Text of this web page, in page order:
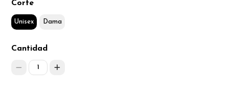
Corte
Unisex Dama
Cantidad
1